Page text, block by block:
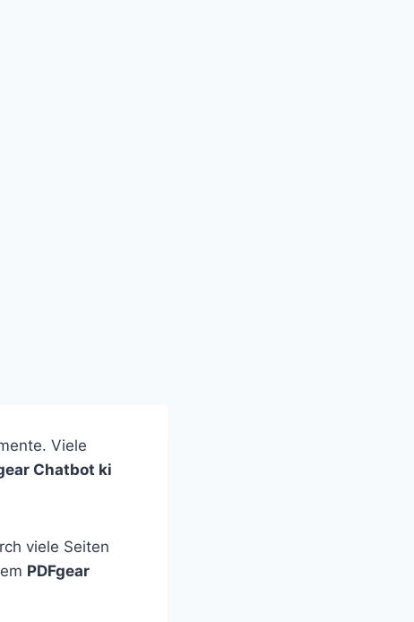
Viele
Chatbot ki
viele Seiten
PDFgear